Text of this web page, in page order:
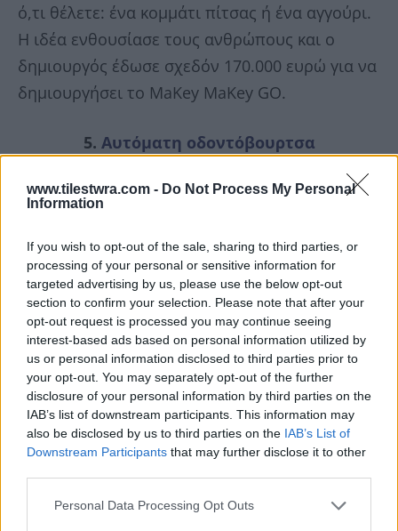
www.tilestwra.com - Do Not Process My Personal
Information
If you wish to opt-out of the sale, sharing to third parties, or
processing of your personal or sensitive information for
targeted advertising by us, please use the below opt-out
section to confirm your selection. Please note that after your
opt-out request is processed you may continue seeing
interest-based ads based on personal information utilized by
us or personal information disclosed to third parties prior to
your opt-out. You may separately opt-out of the further
disclosure of your personal information by third parties on the
IAB’s list of downstream participants. This information may
also be disclosed by us to third parties on the IAB’s List of
Downstream Participants that may further disclose it to other
Personal Data Processing Opt Outs
ό,τι θέλετε: ένα κομμάτι πίτσας ή ένα αγγούρι.
Η ιδέα ενθουσίασε τους ανθρώπους και ο
δημιουργός έδωσε σχεδόν 170.000 ευρώ για να
δημιουργήσει το MaKey MaKey GO.
5. Αυτόματη οδοντόβουρτσα